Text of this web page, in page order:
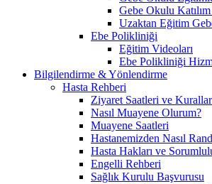
Gebe Okulu
Uzaktan Eğitim
Ebe Polikliniği
Eğitim Videoları
Ebe Polikliniği
Bilgilendirme & Yönlendirme
Hasta Rehberi
Ziyaret Saatleri ve
Nasıl Muayene Olurum?
Muayene Saatleri
Hastanemizden Nasıl
Hasta Hakları ve
Engelli Rehberi
Sağlık Kurulu Başvurusu